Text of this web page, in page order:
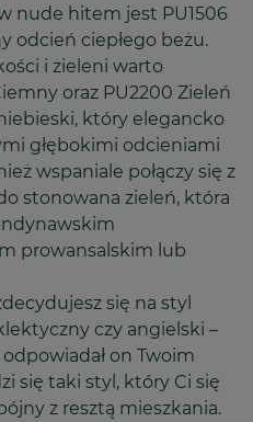
nude hitem jest PU1506
odcień ciepłego beżu.
i zieleni warto
oraz PU2200 Zieleń
który elegancko
głębokimi odcieniami
wspaniale połączy się z
stonowana zieleń, która
prowansalskim lub
się na styl
czy angielski –
on Twoim
się taki styl, który Ci się
z resztą mieszkania.